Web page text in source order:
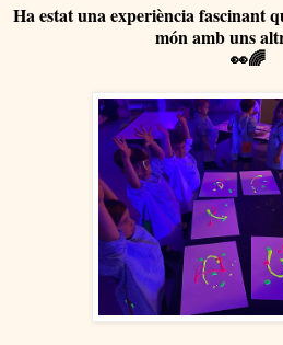
Ha estat una experiència fascinant
món amb uns
👀🌈